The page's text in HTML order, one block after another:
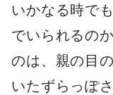
いかなる時で
でいられるの
のは、親の目
いたずらっぽ